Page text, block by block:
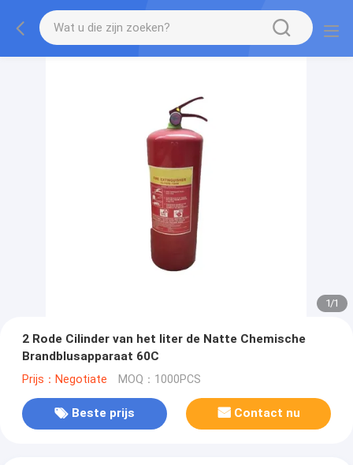
1/1
2 Rode Cilinder van het liter de Natte Chemische
Brandblusapparaat 60C
Prijs：Negotiate MOQ：1000PCS
Beste prijs Contact nu